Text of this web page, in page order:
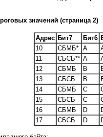
значений (страница 2)
Адрес Бит7 Бит6
10
СБМБ* A
11
СБСБ** A
12
СБМБ B
13
СБСБ B
14
СБМБ C
15
СБСБ C
16
СБМБ D
17
СБСБ D